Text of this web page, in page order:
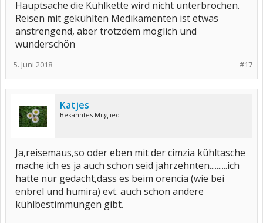
Hauptsache die Kühlkette wird nicht unterbrochen.
Reisen mit gekühlten Medikamenten ist etwas
anstrengend, aber trotzdem möglich und
wunderschön
#17
5. Juni 2018
Katjes
Bekanntes Mitglied
Ja,reisemaus,so oder eben mit der cimzia kühltasche
mache ich es ja auch schon seid jahrzehnten..........ich
hatte nur gedacht,dass es beim orencia (wie bei
enbrel und humira) evt. auch schon andere
kühlbestimmungen gibt.